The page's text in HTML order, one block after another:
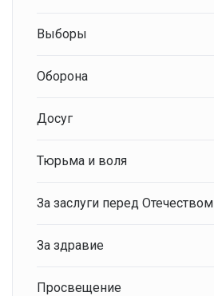
Выборы
Оборона
Досуг
Тюрьма и воля
За заслуги перед Отечеством
За здравие
Просвещение